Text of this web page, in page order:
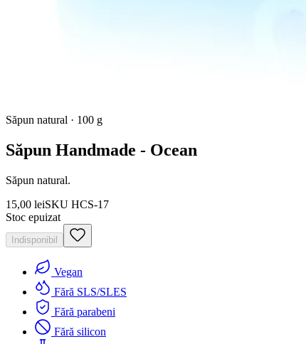
Săpun natural · 100 g
Săpun Handmade - Ocean
Săpun natural.
15,00 leiSKU HCS-17
Stoc epuizat
Indisponibil
Vegan
Fără SLS/SLES
Fără parabeni
Fără silicon